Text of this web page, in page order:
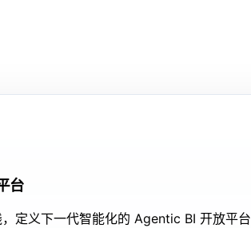
台
定义下一代智能化的 Agentic BI 开放平